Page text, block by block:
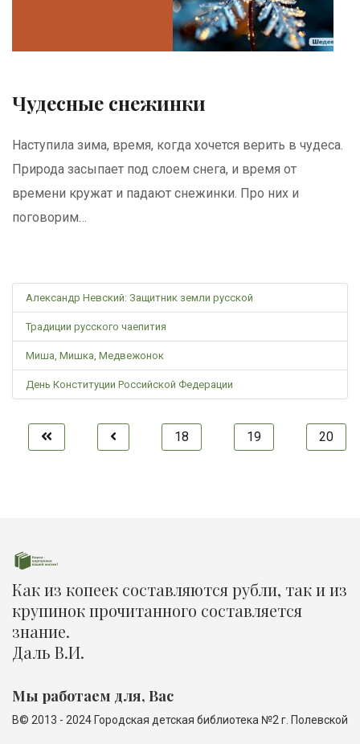
Чудесные снежинки
Наступила зима, время, когда хочется верить в чудеса.
Природа засыпает под слоем снега, и время от
времени кружат и падают снежинки. Про них и
поговорим…
Александр Невский: Защитник земли русской
Традиции русского чаепития
Миша, Мишка, Медвежонок
День Конституции Российской Федерации
18 19 20
Как из копеек составляются рубли, так и из
крупинок прочитанного составляется
знание.
Даль В.И.
Мы работаем для, Вас
В© 2013 - 2024 Городская детская библиотека №2 г. Полевской